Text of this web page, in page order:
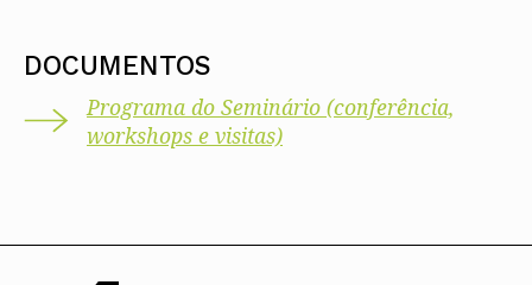
DOCUMENTOS
Programa do Seminário (conferência,
workshops e visitas)